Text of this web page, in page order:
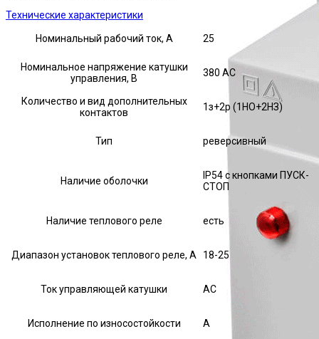
Технические характеристики
Номинальный рабочий ток, А 25
Номинальное напряжение катушки
управления, В
380 AC
Количество и вид дополнительных
контактов
1з+2р (1НО+2НЗ)
Тип реверсивный
Наличие оболочки
IP54 с кнопками ПУСК-
СТОП
Наличие теплового реле есть
Диапазон установок теплового реле, А 18-25
Ток управляющей катушки АС
Исполнение по износостойкости А